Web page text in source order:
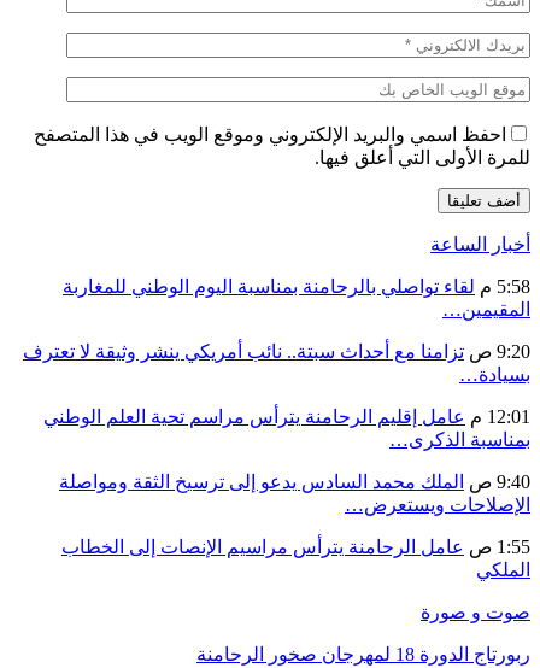
احفظ اسمي والبريد الإلكتروني وموقع الويب في هذا المتصفح
للمرة الأولى التي أعلق فيها.
أخبار الساعة
5:58 م
لقاء تواصلي بالرحامنة بمناسبة اليوم الوطني للمغاربة
المقيمين…
9:20 ص
تزامنا مع أحداث سبتة.. نائب أمريكي ينشر وثيقة لا تعترف
بسيادة…
12:01 م
عامل إقليم الرحامنة يترأس مراسم تحية العلم الوطني
بمناسبة الذكرى…
9:40 ص
الملك محمد السادس يدعو إلى ترسيخ الثقة ومواصلة
الإصلاحات ويستعرض…
1:55 ص
عامل الرحامنة يترأس مراسيم الإنصات إلى الخطاب
الملكي
صوت و صورة
ربورتاج الدورة 18 لمهرجان صخور الرحامنة